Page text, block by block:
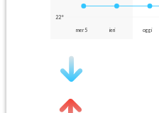
22°
mer 5 ieri oggi